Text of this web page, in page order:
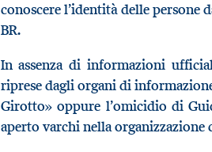
conoscere l’identità delle persone
BR.
In assenza di informazioni
riprese dagli organi di
Girotto» oppure l’omicidio di
aperto varchi nella organizzazione